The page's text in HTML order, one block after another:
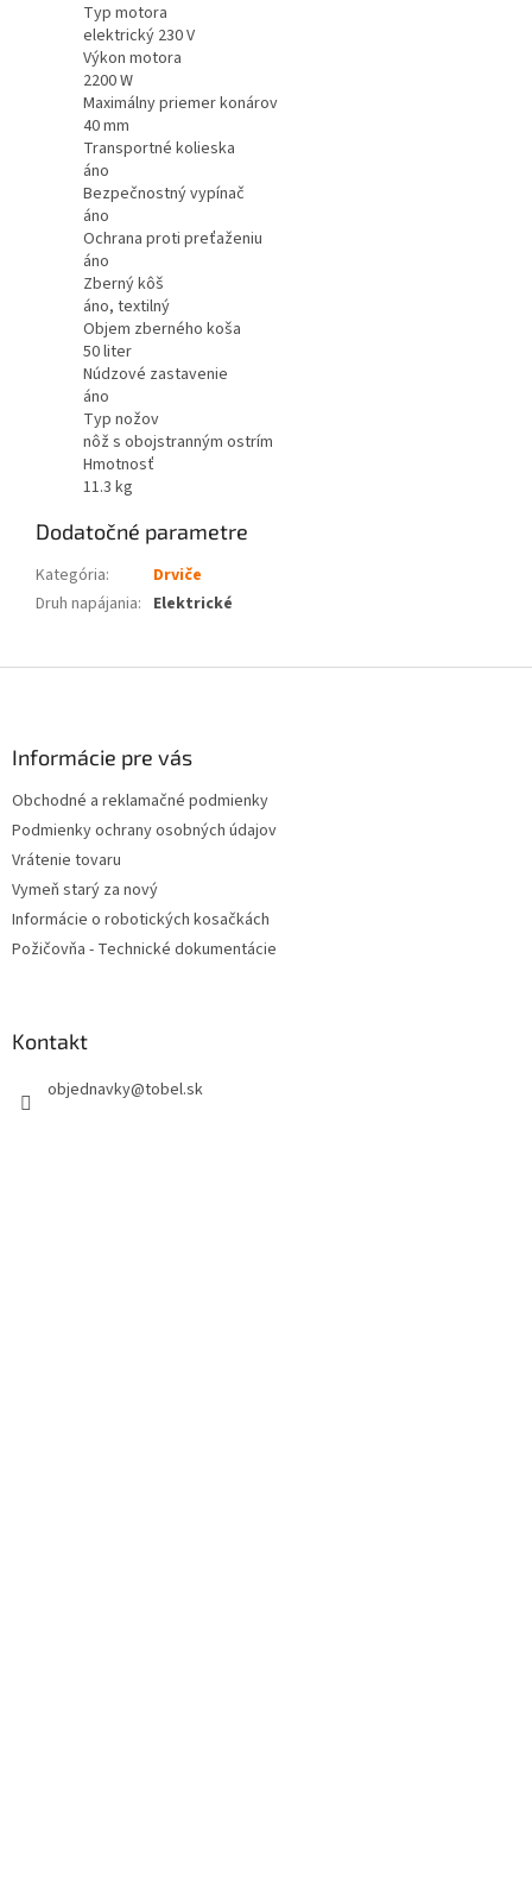
Typ motora
elektrický 230 V
Výkon motora
2200 W
Maximálny priemer konárov
40 mm
Transportné kolieska
áno
Bezpečnostný vypínač
áno
Ochrana proti preťaženiu
áno
Zberný kôš
áno, textilný
Objem zberného koša
50 liter
Núdzové zastavenie
áno
Typ nožov
nôž s obojstranným ostrím
Hmotnosť
11.3 kg
Dodatočné parametre
Kategória:
Drviče
Druh napájania: Elektrické
Informácie pre vás
Obchodné a reklamačné podmienky
Podmienky ochrany osobných údajov
Vrátenie tovaru
Vymeň starý za nový
Informácie o robotických kosačkách
Požičovňa - Technické dokumentácie
Kontakt
objednavky@tobel.sk